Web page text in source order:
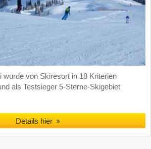
wurde von Skiresort in 18 Kriterien
als Testsieger 5-Sterne-Skigebiet
Details hier